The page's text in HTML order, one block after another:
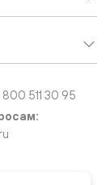
800 511 30 95